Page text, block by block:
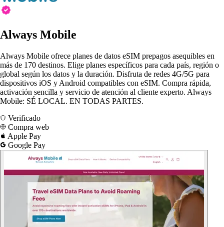
Always Mobile
Always Mobile ofrece planes de datos eSIM prepagos asequibles en
más de 170 destinos. Elige planes específicos para cada país, región o
global según los datos y la duración. Disfruta de redes 4G/5G para
dispositivos iOS y Android compatibles con eSIM. Compra rápida,
activación sencilla y servicio de atención al cliente experto. Always
Mobile: SÉ LOCAL. EN TODAS PARTES.
Verificado
Compra web
Apple Pay
Google Pay